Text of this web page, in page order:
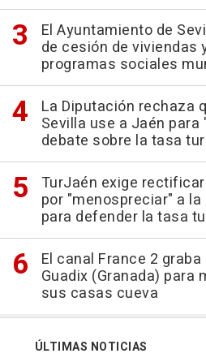
El Ayuntamiento de
de cesión de viviendas
programas sociales
La Diputación rechaza
Sevilla use a Jaén
debate sobre la tasa
TurJaén exige
por "menospreciar" a
para defender la tasa
El canal France 2
Guadix (Granada) para
sus casas cueva
ÚLTIMAS NOTICIAS